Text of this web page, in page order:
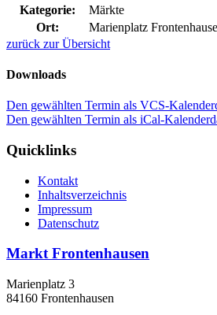
Kategorie:
Märkte
Ort:
Marienplatz
zurück zur Übersicht
Downloads
Den gewählten Termin als VCS-
Den gewählten Termin als iCal-
Quicklinks
Kontakt
Inhaltsverzeichnis
Impressum
Datenschutz
Markt Frontenhausen
Marienplatz 3
84160 Frontenhausen